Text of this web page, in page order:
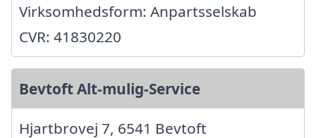
Virksomhedsform: Anpartsselskab
CVR: 41830220
Bevtoft Alt-mulig-Service
Hjartbrovej 7, 6541 Bevtoft